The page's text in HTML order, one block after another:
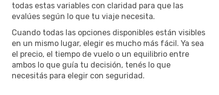
todas estas variables con claridad para que las
evalúes según lo que tu viaje necesita.
Cuando todas las opciones disponibles están visibles
en un mismo lugar, elegir es mucho más fácil. Ya sea
el precio, el tiempo de vuelo o un equilibrio entre
ambos lo que guía tu decisión, tenés lo que
necesitás para elegir con seguridad.